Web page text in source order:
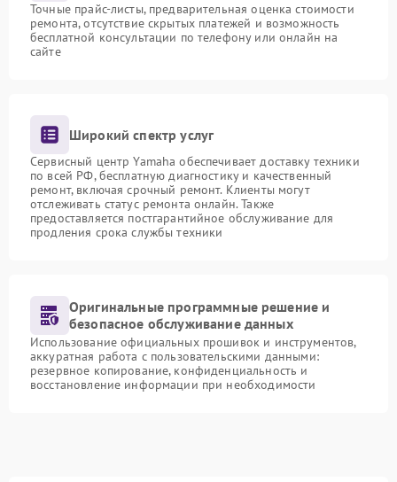
Точные прайс-листы, предварительная оценка стоимости
ремонта, отсутствие скрытых платежей и возможность
бесплатной консультации по телефону или онлайн на
сайте
Широкий спектр услуг
Сервисный центр Yamaha обеспечивает доставку техники
по всей РФ, бесплатную диагностику и качественный
ремонт, включая срочный ремонт. Клиенты могут
отслеживать статус ремонта онлайн. Также
предоставляется постгарантийное обслуживание для
продления срока службы техники
Оригинальные программные решение и
безопасное обслуживание данных
Использование официальных прошивок и инструментов,
аккуратная работа с пользовательскими данными:
резервное копирование, конфиденциальность и
восстановление информации при необходимости